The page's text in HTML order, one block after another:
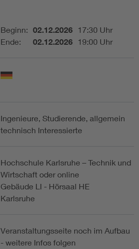
Beginn: 02.12.2026 17:30 Uhr
Ende:
02.12.2026 19:00 Uhr
Ingenieure, Studierende, allgemein
technisch Interessierte
Hochschule Karlsruhe – Technik und
Wirtschaft oder online
Gebäude LI - Hörsaal HE
Karlsruhe
Veranstaltungsseite noch im Aufbau
- weitere Infos folgen